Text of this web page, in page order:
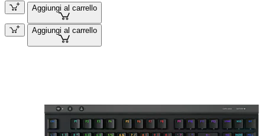
Aggiungi al carrello
Aggiungi al carrello